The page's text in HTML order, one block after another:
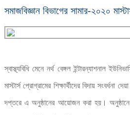
সমাজবিজ্ঞান বিভাগের সামার-২০২০
স্বাস্থ্যবিধি মেনে নর্থ বেঙ্গল ইন্টারন্যাশনাল
মাস্টার্স প্রোগ্রামের শিক্ষার্থীদের বিদায় সংবর্ধনা
দপ্তরে এ অনুষ্ঠানের আয়োজন করা হয়। অনুষ্ঠানে